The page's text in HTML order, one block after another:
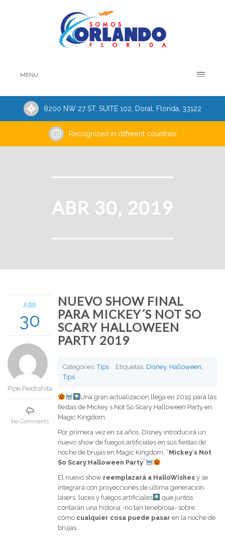
MENU
8200 NW 27 ST, SUITE 102, Doral, Florida, 33122
Recognized in different countries
ABR 30, 2019
ABR
30
Pipe Piedrahita
No Comments
NUEVO SHOW FINAL
PARA MICKEY´S NOT SO
SCARY HALLOWEEN
PARTY 2019
Categories:Tips Etiquetas: Disney, Halloween,
Tips
Una gran actualización llega en 2019 para las
fiestas de Mickey´s Not So Scary Halloween Party en
Magic Kingdom
Por primera vez en 14 años, Disney introducirá un
nuevo show de fuegos artificiales en sus fiestas de
noche de brujas en Magic Kingdom, “Mickey´s Not
So Scary Halloween Party”
.
El nuevo show reemplazará a HalloWishes y se
integrará con proyecciones de última generación,
lasers, luces y fuegos artificiales
que juntos
contarán una historia -no tan tenebrosa- sobre
cómo cualquier cosa puede pasar en la noche de
brujas.